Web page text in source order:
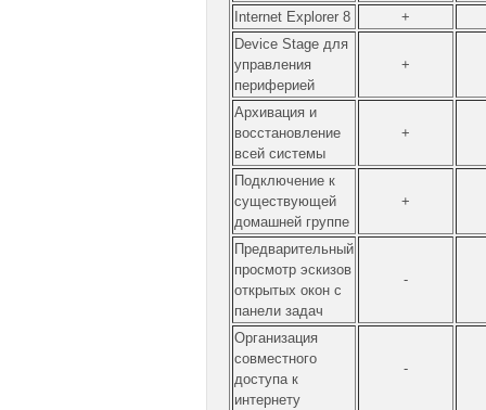
Internet Explorer 8
+
Device Stage для
управления
периферией
+
Архивация и
восстановление
всей системы
+
Подключение к
существующей
домашней группе
+
Предварительный
просмотр эскизов
открытых окон с
панели задач
-
Организация
совместного
доступа к
интернету
-